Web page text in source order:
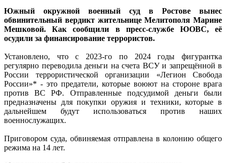
Южный окружной военный суд в Ростове вынес
обвинительный вердикт жительнице Мелитополя Марине
Мешковой. Как сообщили в пресс-службе ЮОВС, её
осудили за финансирование террористов.
Установлено, что с 2023-го по 2024 годы фигурантка
регулярно переводила деньги на счета ВСУ и запрещённой в
России террористической организации «Легион Свобода
России»* - это предатели, которые воюют на стороне врага
против ВС РФ. Отправленные подсудимой деньги были
предназначены для покупки оружия и техники, которые в
дальнейшем будут использоваться против наших
военнослужащих.
Приговором суда, обвиняемая отправлена в колонию общего
режима на 14 лет.